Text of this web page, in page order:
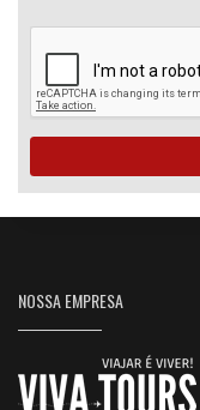
NOSSA EMPRESA